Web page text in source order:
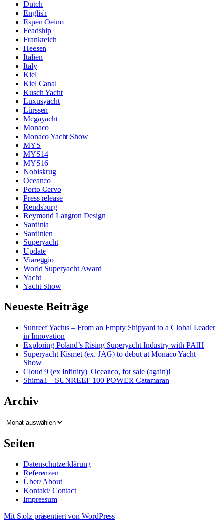
Dutch
English
Espen Oeino
Feadship
Frankreich
Heesen
Italien
Italy
Kiel
Kiel Canal
Kusch Yacht
Luxusyacht
Lürssen
Megayacht
Monaco
Monaco Yacht Show
MYS
MYS14
MYS16
Nobiskrug
Oceanco
Porto Cervo
Press release
Rendsburg
Reymond Langton Design
Sardinia
Sardinien
Superyacht
Update
Viareggio
World Superyacht Award
Yacht
Yacht Show
Neueste Beiträge
Sunreef Yachts – From an Empty Shipyard to a Global Leader
in Innovation
Exploring Poland’s Rising Superyacht Industry with PAIH
Superyacht Kismet (ex. JAG) to debut at Monaco Yacht
Show
Cloud 9 (ex Infinity), Oceanco, for sale (again)!
Shimali – SUNREEF 100 POWER Catamaran
Archiv
Archiv
Seiten
Datenschutzerklärung
Referenzen
Über/ About
Kontakt/ Contact
Impressum
Mit Stolz präsentiert von WordPress